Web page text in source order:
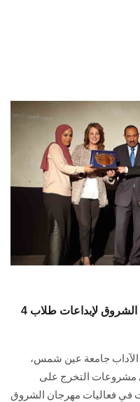
4 جوائز «لإعلام عين شمس» بمهرجان الشروق لإبداعات طلاب
الآداب جامعة عين شمس،
على 4 جوائز في مشروعات التخرج على
في فعاليات مهرجان الشروق